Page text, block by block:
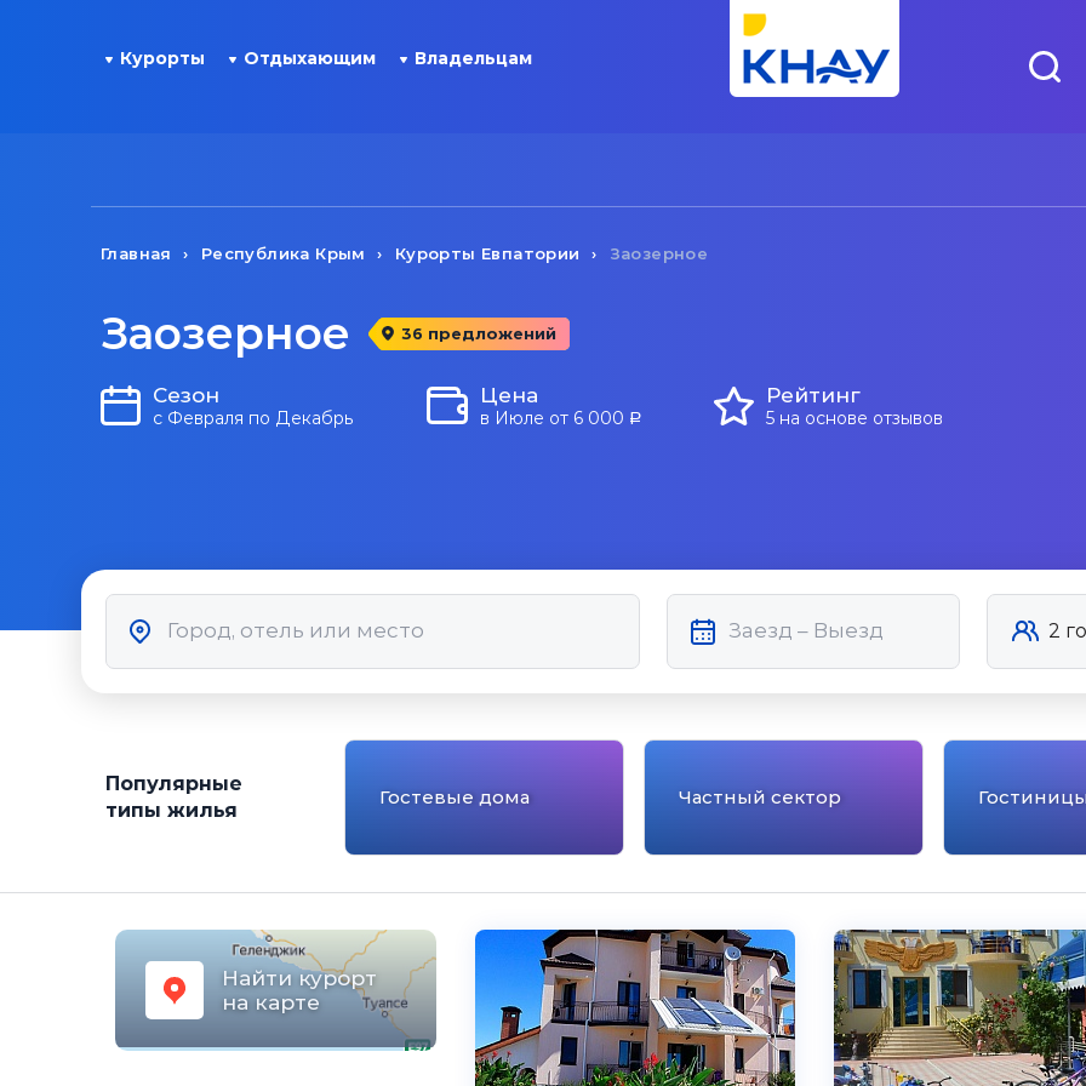
Курорты Отдыхающим Владельцам
Главная Республика Крым Курорты Евпатории Заозерное
Заозерное 36 предложений
Сезон
с Февраля по Декабрь
Цена
в Июле от 6 000 a
Рейтинг
5 на основе отзывов
Популярные
типы жилья
Гостевые дома Частный сектор
Найти курорт
на карте